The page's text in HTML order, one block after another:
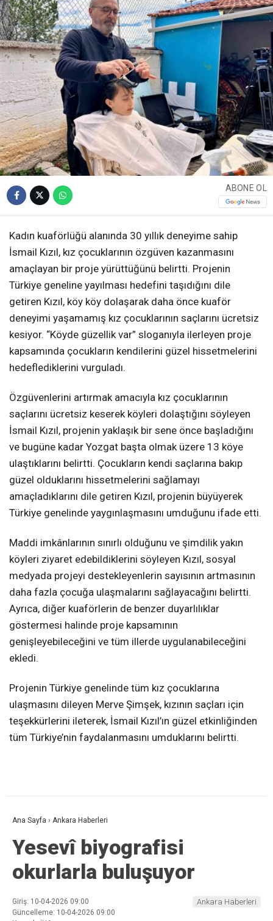
ABONE OL
Kadın kuaförlüğü alanında 30 yıllık deneyime sahip
İsmail Kızıl, kız çocuklarının özgüven kazanmasını
amaçlayan bir proje yürüttüğünü belirtti. Projenin
Türkiye geneline yayılması hedefini taşıdığını dile
getiren Kızıl, köy köy dolaşarak daha önce kuaför
deneyimi yaşamamış kız çocuklarının saçlarını ücretsiz
kesiyor. “Köyde güzellik var” sloganıyla ilerleyen proje
kapsamında çocukların kendilerini güzel hissetmelerini
hedeflediklerini vurguladı.
Özgüvenlerini artırmak amacıyla kız çocuklarının
saçlarını ücretsiz keserek köyleri dolaştığını söyleyen
İsmail Kızıl, projenin yaklaşık bir sene önce başladığını
ve bugüne kadar Yozgat başta olmak üzere 13 köye
ulaştıklarını belirtti. Çocukların kendi saçlarına bakıp
güzel olduklarını hissetmelerini sağlamayı
amaçladıklarını dile getiren Kızıl, projenin büyüyerek
Türkiye genelinde yaygınlaşmasını umduğunu ifade etti.
Maddi imkânlarının sınırlı olduğunu ve şimdilik yakın
köyleri ziyaret edebildiklerini söyleyen Kızıl, sosyal
medyada projeyi destekleyenlerin sayısının artmasının
daha fazla çocuğa ulaşmalarını sağlayacağını belirtti.
Ayrıca, diğer kuaförlerin de benzer duyarlılıklar
göstermesi halinde proje kapsamının
genişleyebileceğini ve tüm illerde uygulanabileceğini
ekledi.
Projenin Türkiye genelinde tüm kız çocuklarına
ulaşmasını dileyen Merve Şimşek, kızının saçları için
teşekkürlerini ileterek, İsmail Kızıl’ın güzel etkinliğinden
tüm Türkiye’nin faydalanmasını umduklarını belirtti.
Ana Sayfa › Ankara Haberleri
Yesevî biyografisi
okurlarla buluşuyor
Giriş: 10-04-2026 09:00
Güncelleme: 10-04-2026 09:00
Ankara Haberleri